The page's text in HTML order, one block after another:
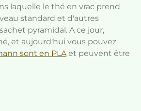
laquelle le thé en vrac prend
standard et d'autres
pyramidal. A ce jour,
et aujourd'hui vous pouvez
sont en PLA et peuvent être